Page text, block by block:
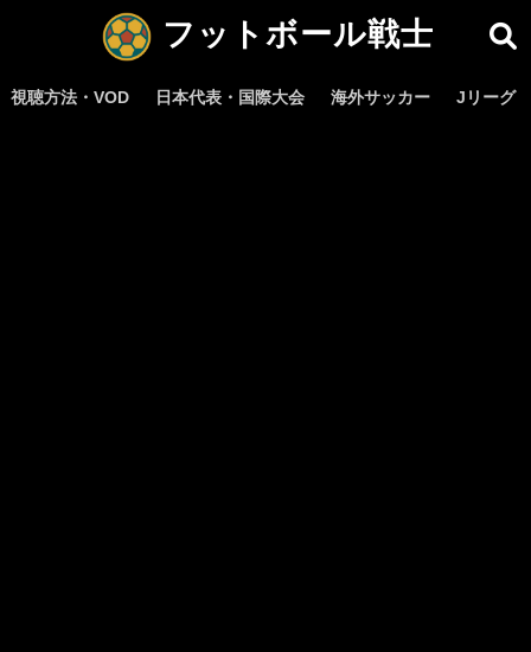
フットボール戦士
視聴方法・VOD 日本代表・国際大会 海外サッカー Jリーグ